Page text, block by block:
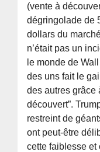
(vente à
dégringolade de
dollars du
n’était pas un
le monde de
des uns fait le
des autres grâce
découvert”.
restreint de
ont peut-être
cette faiblesse et